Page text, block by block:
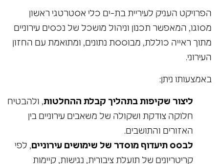
הפרויקט העניק לעיריית בת-ים כלי אסטרטגי ראשון
מסוגו, המאפשר תכנון וניהול מושכל של נכסים עירוניים
מתוך ראייה כוללת, מבוססת נתונים, ומתואמת עם החזון
העירוני.
באמצעותו ניתן:
ליצור שקיפות בתהליך קבלת ההחלטות, ולהבטיח
חלוקה צודקת ושקולה של משאבים עירוניים בין
האזורים והתושבים.
לבסס תיעדוף מוסדר של שימושים עירוניים, לפי
קריטריונים של תועלת ציבורית, נגישות, קיימות